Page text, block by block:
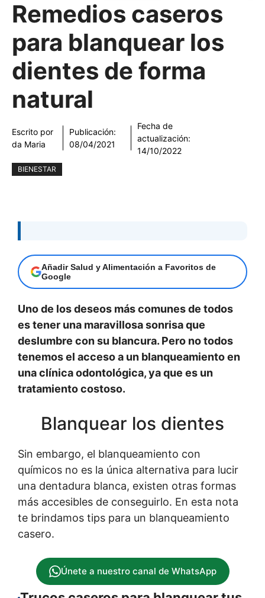
Remedios caseros
para blanquear los
dientes de forma
natural
Escrito por
da Maria
Publicación:
08/04/2021
Fecha de
actualización:
14/10/2022
BIENESTAR
Añadir Salud y Alimentación a Favoritos de
Google
Uno de los deseos más comunes de todos
es tener una maravillosa sonrisa que
deslumbre con su blancura. Pero no todos
tenemos el acceso a un blanqueamiento en
una clínica odontológica, ya que es un
tratamiento costoso.
Blanquear los dientes
Sin embargo, el blanqueamiento con
químicos no es la única alternativa para lucir
una dentadura blanca, existen otras formas
más accesibles de conseguirlo. En esta nota
te brindamos tips para un blanqueamiento
casero.
Únete a nuestro canal de WhatsApp